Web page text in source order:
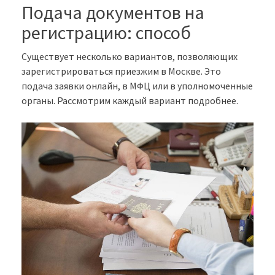
Подача документов на
регистрацию: способ
Существует несколько вариантов, позволяющих
зарегистрироваться приезжим в Москве. Это
подача заявки онлайн, в МФЦ или в уполномоченные
органы. Рассмотрим каждый вариант подробнее.